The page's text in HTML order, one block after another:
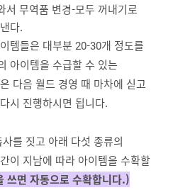
서 무역품 변경-모두 꺼내기로
다.
템들은 대부분 20-30개 정도를
아이템을 수급할 수 있는
다음 월드 경영 때 마차에 싣고
시 진행하시면 됩니다.
를 짓고 아래 다섯 종류의
이 지남에 따라 아이템을 수확할
쓰면 자동으로 수확합니다.)